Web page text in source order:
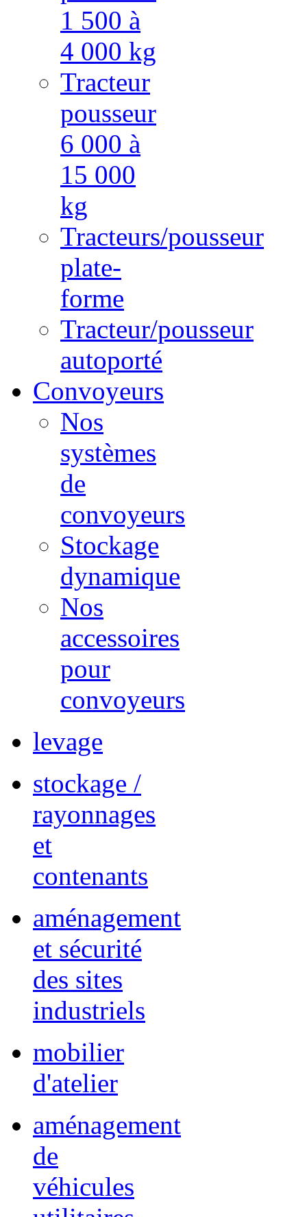
1 500 à
4 000 kg
Tracteur
pousseur
6 000 à
15 000
kg
Tracteurs/pousseur
plate-
forme
Tracteur/pousseur
autoporté
Convoyeurs
Nos
systèmes
de
convoyeurs
Stockage
dynamique
Nos
accessoires
pour
convoyeurs
levage
stockage /
rayonnages
et
contenants
aménagement
et sécurité
des sites
industriels
mobilier
d'atelier
aménagement
de
véhicules